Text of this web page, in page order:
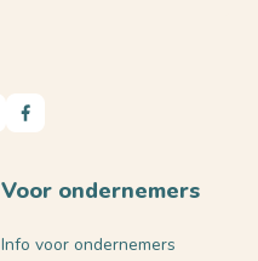
Voor ondernemers
Info voor ondernemers